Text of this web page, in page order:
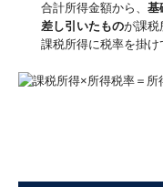
合計所得金額から、 基
差し引いたものが課税
課税所得に税率を掛け